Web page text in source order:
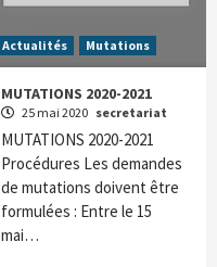
Actualités Mutations
MUTATIONS 2020-2021
25 mai 2020 secretariat
MUTATIONS 2020-2021
Procédures Les demandes
de mutations doivent être
formulées : Entre le 15
mai…